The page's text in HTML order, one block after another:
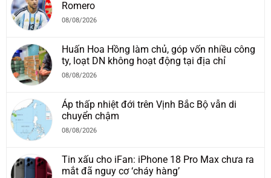
Romero
08/08/2026
Huấn Hoa Hồng làm chủ, góp vốn nhiều công
ty, loạt DN không hoạt động tại địa chỉ
08/08/2026
Áp thấp nhiệt đới trên Vịnh Bắc Bộ vẫn di
chuyển chậm
08/08/2026
Tin xấu cho iFan: iPhone 18 Pro Max chưa ra
mắt đã nguy cơ ‘cháy hàng’